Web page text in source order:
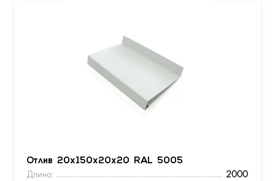
Отлив 20х150х20х20 RAL 5005
Длина:
2000